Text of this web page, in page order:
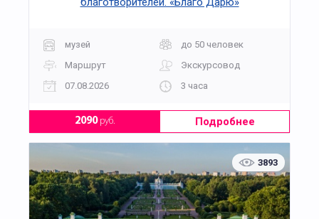
музей
до 50 человек
Маршрут
Экскурсовод
07.08.2026
3 часа
2090руб. Подробнее
3893